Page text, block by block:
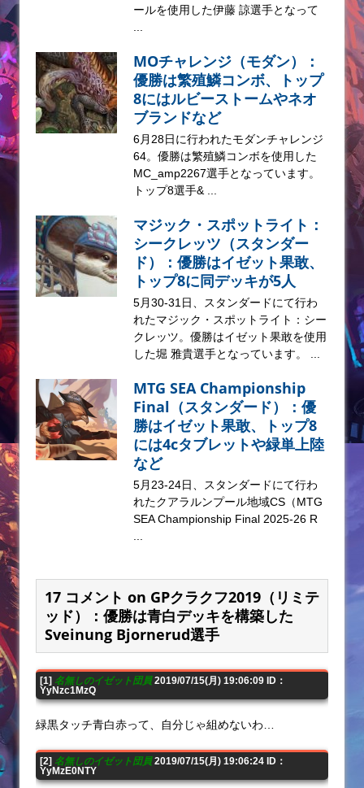
ールを使用した伊藤 諒選手となって
MOチャレンジ（モダン）：
優勝は繁殖鱗コンボ、トップ
8にはルビーストームやネオ
ブランドなど
6月28日に行われたモダンチャレンジ
64。優勝は繁殖鱗コンボを使用した
MC_amp2267選手となっています。
トップ8選手& ...
マジック・スポットライト：
シークレッツ（スタンダー
ド）：優勝はイゼット果敢、
トップ8に同デッキが5人
5月30-31日、スタンダードにて行わ
れたマジック・スポットライト：シー
クレッツ。優勝はイゼット果敢を使用
した堀 雅貴選手となっています。 ...
MTG SEA Championship
Final（スタンダード）：優
勝はイゼット果敢、トップ8
には4cタブレットや緑単上陸
など
5月23-24日、スタンダードにて行わ
れたクアラルンプール地域CS（MTG
SEA Championship Final 2025-26 R
17 コメント on GPクラクフ2019（リミテ
ッド）：優勝は青白デッキを構築した
Sveinung Bjornerud選手
[1] 名無しのイゼット団員2019/07/15(月) 19:06:09 ID：
YyNzc1MzQ
緑黒タッチ青白赤って、自分じゃ組めないわ…
[2] 名無しのイゼット団員2019/07/15(月) 19:06:24 ID：
YyMzE0NTY